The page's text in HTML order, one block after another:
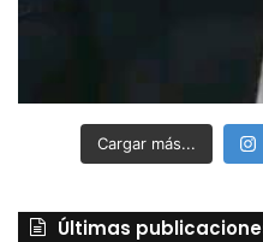
Cargar más...
Últimas